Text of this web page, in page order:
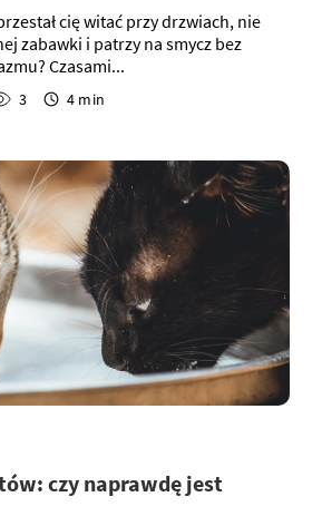
cię witać przy drzwiach, nie
zabawki i patrzy na smycz bez
Czasami...
3 4 min
czy naprawdę jest